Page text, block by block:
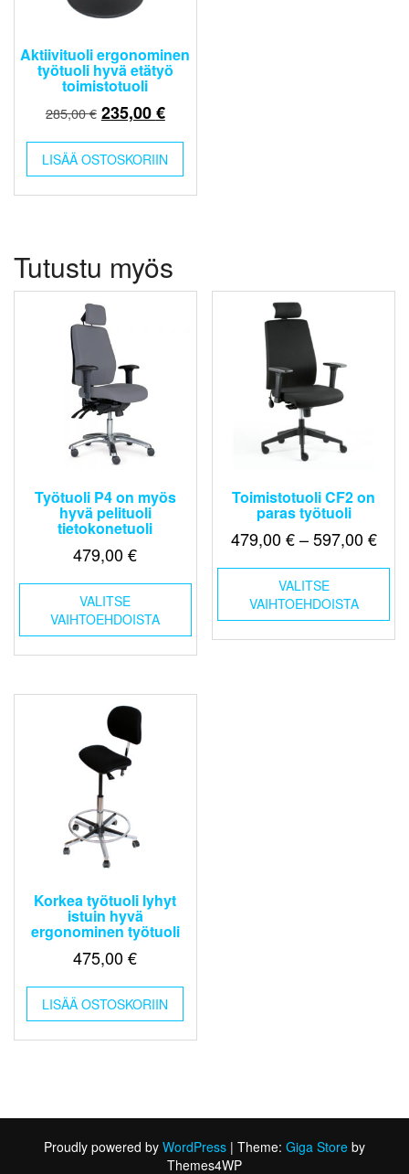
Aktiivituoli ergonominen
työtuoli hyvä etätyö
toimistotuoli
285,00€ Alkuperäinen
oli:
285,00 €.
235,00€Nykyinen
on:
235,00 €.
LISÄÄ OSTOSKORIIN
Tutustu myös
Työtuoli P4 on myös
hyvä pelituoli
tietokonetuoli
479,00€
VALITSE
VAIHTOEHDOISTA
Tällä
useampi
muunnelma.
tehdä
Toimistotuoli CF2 on
paras työtuoli
479,00€ – 597,00€
VALITSE
VAIHTOEHDOISTA
Korkea työtuoli lyhyt
istuin hyvä
ergonominen työtuoli
475,00€
LISÄÄ OSTOSKORIIN
Proudly powered by WordPress | Theme: Giga Store by
Themes4WP